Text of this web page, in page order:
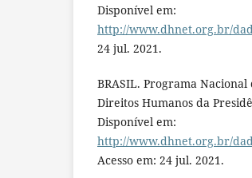
Disponível em:
http://www.dhnet.org.br/
24 jul. 2021.
BRASIL. Programa
Direitos Humanos da
Disponível em:
http://www.dhnet.org.br/
Acesso em: 24 jul. 2021.